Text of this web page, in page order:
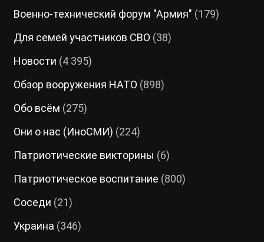
Военно-технический форум "Армия" (179)
Для семей участников СВО (38)
Новости (4 395)
Обзор вооружения НАТО (898)
Обо всём (275)
Они о нас (ИноСМИ) (224)
Патриотические викторины (6)
Патриотическое воспитание (800)
Соседи (21)
Украина (346)